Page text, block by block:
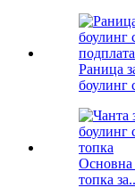
Раница
боулинг
Основна
топка